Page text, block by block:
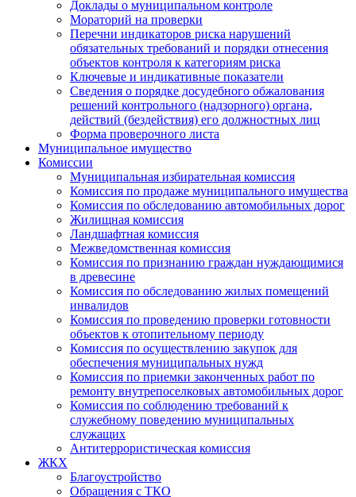
Доклады о муниципальном контроле
Мораторий на проверки
Перечни индикаторов риска нарушений
обязательных требований и порядки отнесения
объектов контроля к категориям риска
Ключевые и индикативные показатели
Сведения о порядке досудебного обжалования
решений контрольного (надзорного) органа,
действий (бездействия) его должностных лиц
Форма проверочного листа
Муниципальное имущество
Комиссии
Муниципальная избирательная комиссия
Комиссия по продаже муниципального имущества
Комиссия по обследованию автомобильных дорог
Жилищная комиссия
Ландшафтная комиссия
Межведомственная комиссия
Комиссия по признанию граждан нуждающимися
в древесине
Комиссия по обследованию жилых помещений
инвалидов
Комиссия по проведению проверки готовности
объектов к отопительному периоду
Комиссия по осуществлению закупок для
обеспечения муниципальных нужд
Комиссия по приемки законченных работ по
ремонту внутрепоселковых автомобильных дорог
Комиссия по соблюдению требований к
служебному поведению муниципальных
служащих
Антитеррористическая комиссия
ЖКХ
Благоустройство
Обращения с ТКО